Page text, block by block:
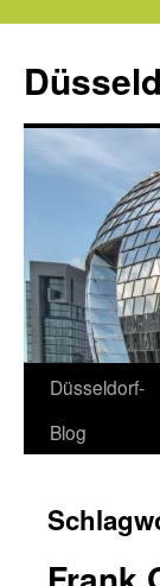
springen
Düsseldorf-
Blog